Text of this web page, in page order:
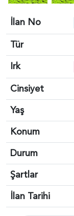
İlan No
Tür
Irk
Cinsiyet
Yaş
Konum
Durum
Şartlar
İlan Tarihi